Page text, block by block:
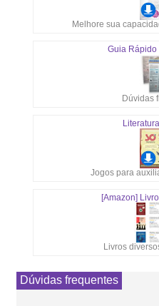
Melhore sua
Guia Rápido
Dúvidas
Jogos para
[Amazon]
Livros
Dúvidas frequentes